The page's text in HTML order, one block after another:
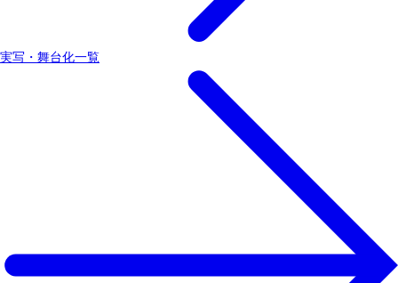
実写・舞台化一覧